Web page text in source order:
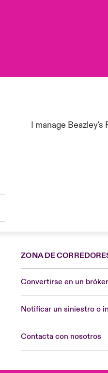
I manage
ZONA DE
Convertirse en un
Notificar un siniestro o
Contacta con nosotros